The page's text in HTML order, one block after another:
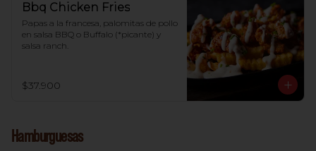
Bbq Chicken Fries
Papas a la francesa, palomitas de pollo
en salsa BBQ o Buffalo (*picante) y
salsa ranch.
$37.900
Hamburguesas